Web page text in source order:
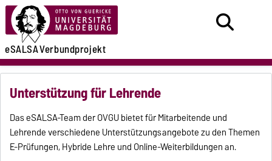
eSALSAVerbundprojekt
Unterstützung für Lehrende
Das eSALSA-Team der OVGU bietet für Mitarbeitende und
Lehrende verschiedene Unterstützungsangebote zu den Themen
E-Prüfungen, Hybride Lehre und Online-Weiterbildungen an.